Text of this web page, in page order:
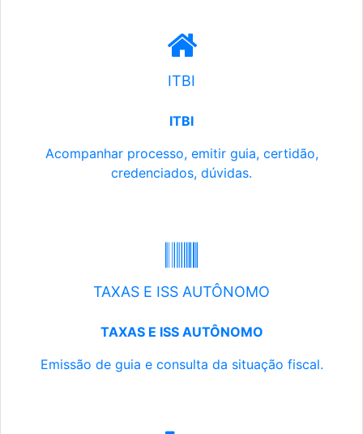
ITBI
ITBI
Acompanhar processo, emitir guia, certidão,
credenciados, dúvidas.
TAXAS E ISS AUTÔNOMO
TAXAS E ISS AUTÔNOMO
Emissão de guia e consulta da situação fiscal.